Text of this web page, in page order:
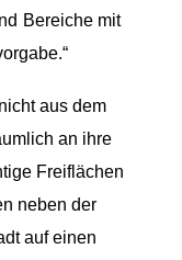
Bereiche mit
aus dem
an ihre
Freiflächen
neben der
auf einen